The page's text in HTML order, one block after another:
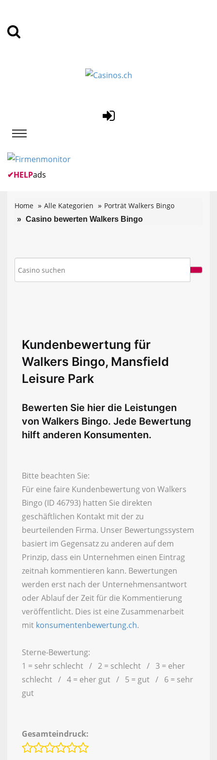
✔HELPads
Home Alle Kategorien Porträt Walkers Bingo
Casino bewerten Walkers Bingo
Kundenbewertung für
Walkers Bingo, Mansfield
Leisure Park
Bewerten Sie hier die Leistungen
von Walkers Bingo. Jede Bewertung
hilft anderen Konsumenten.
Bitte beachten Sie:
Für eine faire Kundenbewertung von Walkers
Bingo (ID 46793) hatten Sie direkten
geschäftlichen Kontakt mit der zu
beurteilenden Firma. Unser Bewertungssystem
basiert im Gegensatz zu anderen auf dem
Prinzip, dass ein Unternehmen einen Eintrag
zeitnah kommentieren kann. Bewertungen
werden erst nach der Unternehmensantwort
oder Ablauf der Zeit für die Kommentierung
veröffentlicht. Dies ist eine Zusammenarbeit
mit konsumentenbewertung.ch.
Sterne-Bewertung:
1 = sehr schlecht / 2 = schlecht / 3 = eher
schlecht / 4 = eher gut / 5 = gut / 6 = sehr
gut
Gesamteindruck: